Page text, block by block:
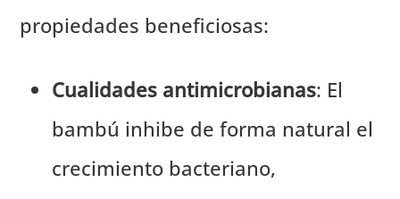
propiedades beneficiosas:
Cualidades antimicrobianas: El
bambú inhibe de forma natural el
crecimiento bacteriano,